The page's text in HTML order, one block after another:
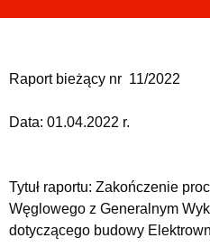
Raport bieżący nr 11/2022
Data: 01.04.2022 r.
Tytuł raportu: Zakończenie
Węglowego z Generalnym
dotyczącego budowy